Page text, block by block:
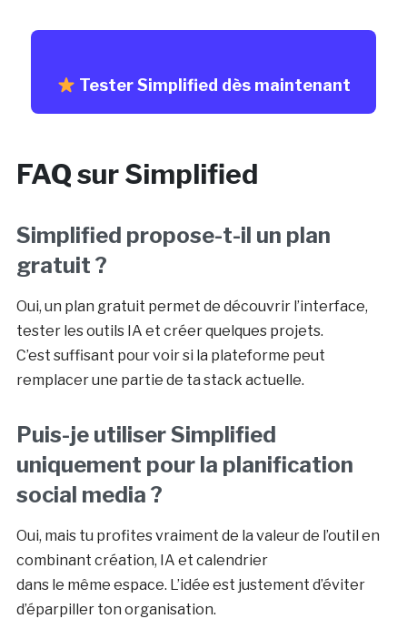
Tester Simplified dès maintenant
FAQ sur Simplified
Simplified propose-t-il un plan
gratuit ?
Oui, un plan gratuit permet de découvrir l’interface,
tester les outils IA et créer quelques projets.
C’est suffisant pour voir si la plateforme peut
remplacer une partie de ta stack actuelle.
Puis-je utiliser Simplified
uniquement pour la planification
social media ?
Oui, mais tu profites vraiment de la valeur de l’outil en
combinant création, IA et calendrier
dans le même espace. L’idée est justement d’éviter
d’éparpiller ton organisation.